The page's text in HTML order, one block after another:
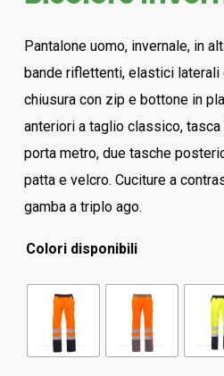
Pantalone uomo, invernale, in
bande riflettenti, elastici laterali
chiusura con zip e bottone in
anteriori a taglio classico, tasca
porta metro, due tasche
patta e velcro. Cuciture a
gamba a triplo ago.
Colori disponibili